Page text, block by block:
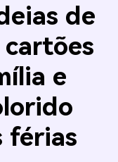
de
e
férias